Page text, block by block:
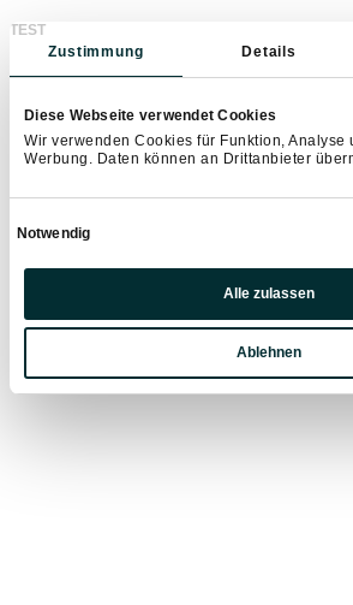
TEST
Zustimmung
Details
Diese Webseite verwendet Cookies
Wir verwenden Cookies für Funktion, Analyse
Werbung. Daten können an Drittanbieter
Notwendig
Präferenzen
Statistiken
Alle zulassen
Ablehnen
trail
active holiday at
Apartment & Lifestyle Resort